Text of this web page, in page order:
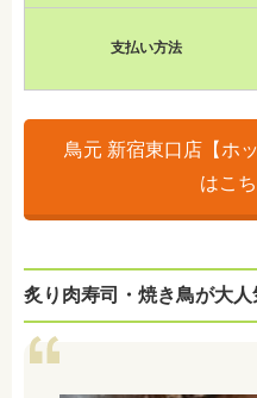
支払い方法
鳥元 新宿東口店【ホ
はこ
炙り肉寿司・焼き鳥が大人